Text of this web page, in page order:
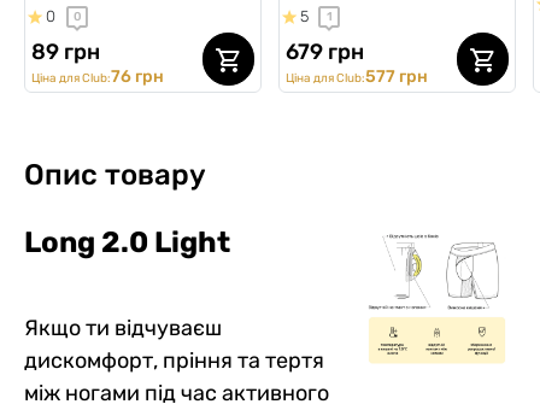
0 0
89 грн
Ціна для Club:76 грн
5 1
679 грн
Ціна для Club:577 грн
Опис товару
Long 2.0 Light
Якщо ти відчуваєш
дискомфорт, пріння та тертя
між ногами під час активного